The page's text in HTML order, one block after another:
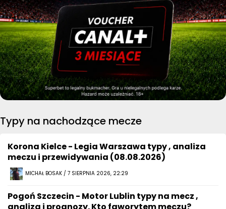
Typy na nachodzące mecze
Korona Kielce - Legia Warszawa typy , analiza
meczu i przewidywania (08.08.2026)
MICHAŁ BOSAK / 7 SIERPNIA 2026, 22:29
Pogoń Szczecin - Motor Lublin typy na mecz ,
analiza i prognozy. Kto faworytem meczu?